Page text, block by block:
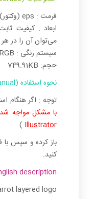
فرمت : eps (وکتور)
ابعاد : کیفیت
می‌توان آن را در هر
سیستم رنگی : RGB
حجم: 749.91KB
نحوه استفاده (user manual):
توجه : اگر هنگام
با مشکل مواجه
Illustrator
)
باز کرده و سپس
کنید.
description:
layered logo